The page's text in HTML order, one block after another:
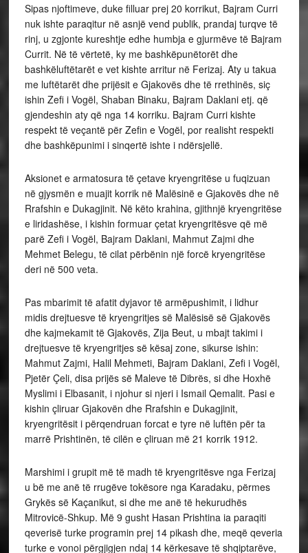
Sipas njoftimeve, duke filluar prej 20 korrikut, Bajram Curri
nuk ishte paraqitur në asnjë vend publik, prandaj turqve të
rinj, u zgjonte kureshtje edhe humbja e gjurmëve të Bajram
Currit. Në të vërtetë, ky me bashkëpunëtorët dhe
bashkëluftëtarët e vet kishte arritur në Ferizaj. Aty u takua
me luftëtarët dhe prijësit e Gjakovës dhe të rrethinës, siç
ishin Zefi i Vogël, Shaban Binaku, Bajram Daklani etj. që
gjendeshin aty që nga 14 korriku. Bajram Curri kishte
respekt të veçantë për Zefin e Vogël, por realisht respekti
dhe bashkëpunimi i sinqertë ishte i ndërsjellë.
Aksionet e armatosura të çetave kryengritëse u fuqizuan
në gjysmën e muajit korrik në Malësinë e Gjakovës dhe në
Rrafshin e Dukagjinit. Në këto krahina, gjithnjë kryengritëse
e liridashëse, i kishin formuar çetat kryengritësve që më
parë Zefi i Vogël, Bajram Daklani, Mahmut Zajmi dhe
Mehmet Belegu, të cilat përbënin një forcë kryengritëse
deri në 500 veta.
Pas mbarimit të afatit dyjavor të armëpushimit, i lidhur
midis drejtuesve të kryengritjes së Malësisë së Gjakovës
dhe kajmekamit të Gjakovës, Zija Beut, u mbajt takimi i
drejtuesve të kryengritjes së kësaj zone, sikurse ishin:
Mahmut Zajmi, Halil Mehmeti, Bajram Daklani, Zefi i Vogël,
Pjetër Çeli, disa prijës së Maleve të Dibrës, si dhe Hoxhë
Myslimi i Elbasanit, i njohur si njeri i Ismail Qemalit. Pasi e
kishin çliruar Gjakovën dhe Rrafshin e Dukagjinit,
kryengritësit i përqendruan forcat e tyre në luftën për ta
marrë Prishtinën, të cilën e çliruan më 21 korrik 1912.
Marshimi i grupit më të madh të kryengritësve nga Ferizaj
u bë me anë të rrugëve tokësore nga Karadaku, përmes
Grykës së Kaçanikut, si dhe me anë të hekurudhës
Mitrovicë-Shkup. Më 9 gusht Hasan Prishtina ia paraqiti
qeverisë turke programin prej 14 pikash dhe, meqë qeveria
turke e vonoi përgjigjen ndaj 14 kërkesave të shqiptarëve,